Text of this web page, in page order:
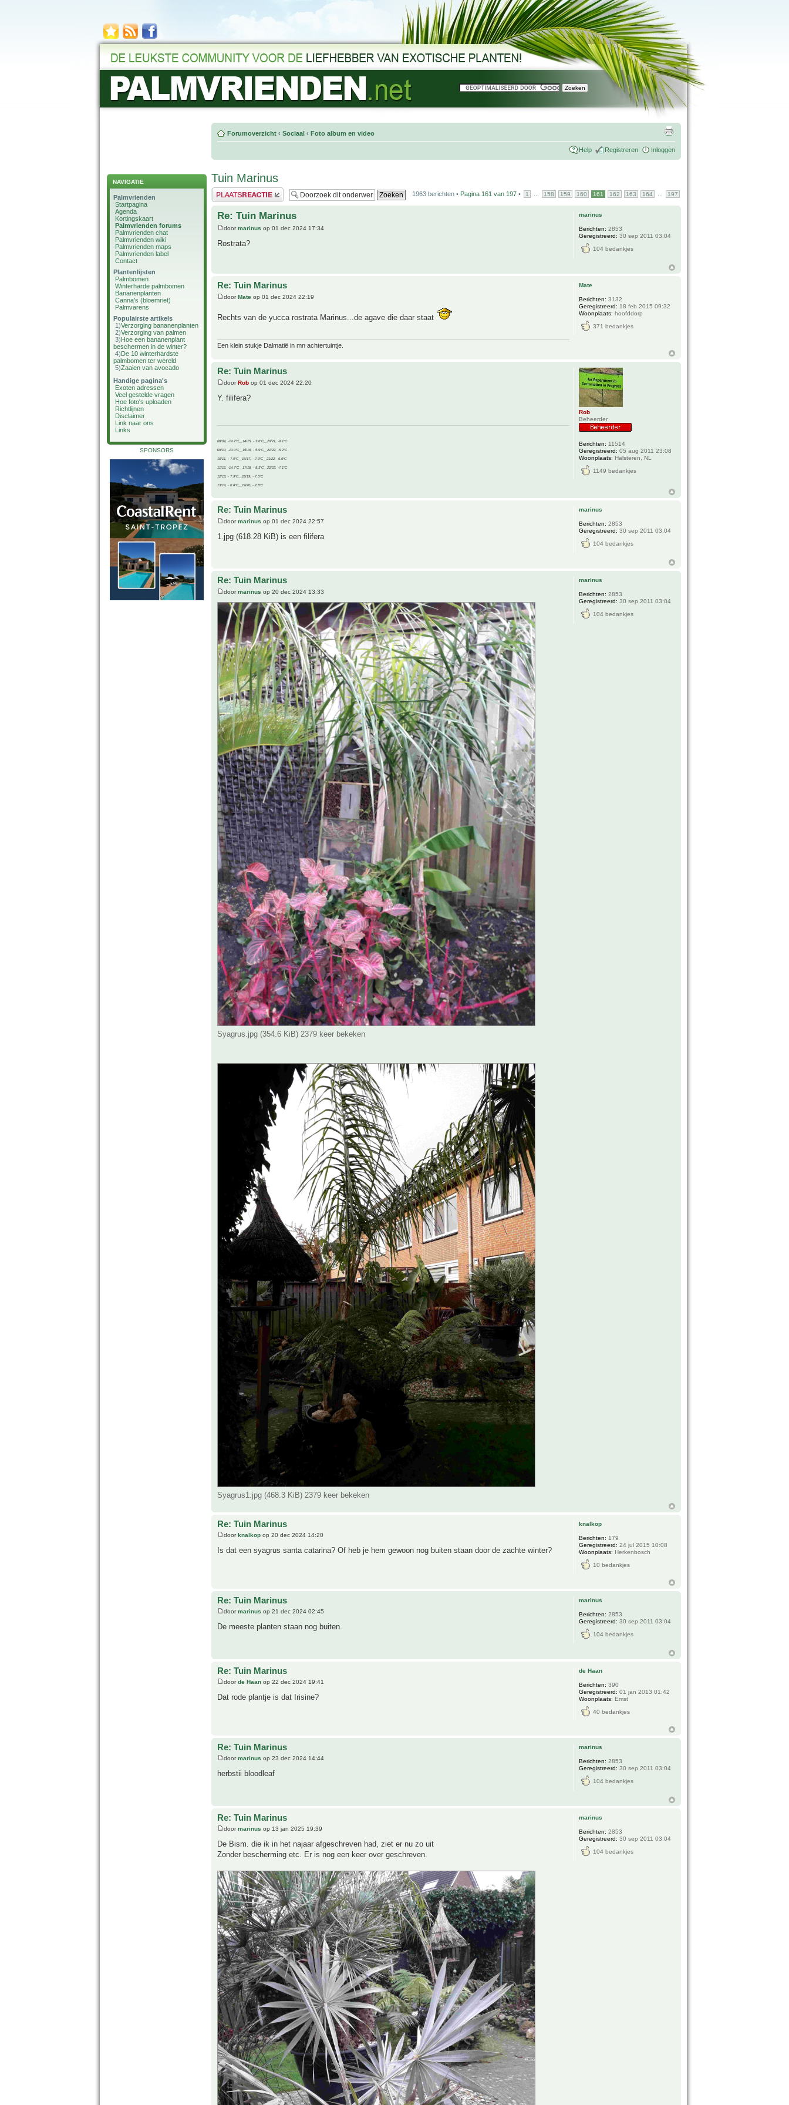
NAVIGATIE
Palmvrienden
Startpagina
Agenda
Kortingskaart
Palmvrienden forums
Palmvrienden chat
Palmvrienden wiki
Palmvrienden maps
Palmvrienden label
Contact
Plantenlijsten
Palmbomen
Winterharde palmbomen
Bananenplanten
Canna's (bloemriet)
Palmvarens
Populairste artikels
1)Verzorging bananenplanten
2)Verzorging van palmen
3)Hoe een bananenplant
beschermen in de winter?
4)De 10 winterhardste
palmbomen ter wereld
5)Zaaien van avocado
Handige pagina's
Exoten adressen
Veel gestelde vragen
Hoe foto's uploaden
Richtlijnen
Disclaimer
Link naar ons
Links
SPONSORS
Forumoverzicht ‹ Sociaal ‹ Foto album en video
Help Registreren Inloggen
Tuin Marinus
Plaats een reactie 1963 berichten • Pagina 161 van 197 • 1 158 159 160 161 162 163 164 197
Re: Tuin Marinus
doormarinus op 01 dec 2024 17:34
Rostrata?
marinus
Berichten: 2853
Geregistreerd: 30 sep 2011 03:04
104 bedankjes
Re: Tuin Marinus
doorMate op 01 dec 2024 22:19
Rechts van de yucca rostrata Marinus...de agave die daar staat
Een klein stukje Dalmatië in mn achtertuintje.
Mate
Berichten: 3132
Geregistreerd: 18 feb 2015 09:32
Woonplaats: hoofddorp
371 bedankjes
Re: Tuin Marinus
doorRob op 01 dec 2024 22:20
Y. filifera?
08/09, -14.7°C__14/15, - 3.6°C__20/21, -9.1°C
09/10, -10.0°C__15/16, - 5.9°C__21/22, -5.2°C
10/11, - 7.9°C__16/17, - 7.9°C__21/22, -6.9°C
11/12, -14.7°C__17/18, - 8.3°C__22/23, -7.1°C
12/13, - 7.9°C__18/19, - 7.5°C
13/14, - 0.8°C__19/20, - 2.8°C
Rob
Beheerder
Berichten: 11514
Geregistreerd: 05 aug 2011 23:08
Woonplaats: Halsteren, NL
1149 bedankjes
Re: Tuin Marinus
doormarinus op 01 dec 2024 22:57
1.jpg (618.28 KiB) is een filifera
marinus
Berichten: 2853
Geregistreerd: 30 sep 2011 03:04
104 bedankjes
Re: Tuin Marinus
doormarinus op 20 dec 2024 13:33
Syagrus.jpg (354.6 KiB) 2379 keer bekeken
Syagrus1.jpg (468.3 KiB) 2379 keer bekeken
marinus
Berichten: 2853
Geregistreerd: 30 sep 2011 03:04
104 bedankjes
Re: Tuin Marinus
door knalkop op 20 dec 2024 14:20
Is dat een syagrus santa catarina? Of heb je hem gewoon nog buiten staan door de zachte winter?
knalkop
Berichten: 179
Geregistreerd: 24 jul 2015 10:08
Woonplaats: Herkenbosch
10 bedankjes
Re: Tuin Marinus
doormarinus op 21 dec 2024 02:45
De meeste planten staan nog buiten.
marinus
Berichten: 2853
Geregistreerd: 30 sep 2011 03:04
104 bedankjes
Re: Tuin Marinus
doorde Haan op 22 dec 2024 19:41
Dat rode plantje is dat Irisine?
de Haan
Berichten: 390
Geregistreerd: 01 jan 2013 01:42
Woonplaats: Emst
40 bedankjes
Re: Tuin Marinus
doormarinus op 23 dec 2024 14:44
herbstii bloodleaf
marinus
Berichten: 2853
Geregistreerd: 30 sep 2011 03:04
104 bedankjes
Re: Tuin Marinus
doormarinus op 13 jan 2025 19:39
De Bism. die ik in het najaar afgeschreven had, ziet er nu zo uit
Zonder bescherming etc. Er is nog een keer over geschreven.
marinus
Berichten: 2853
Geregistreerd: 30 sep 2011 03:04
104 bedankjes